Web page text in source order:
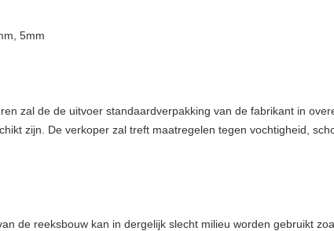
5mm
zal de de uitvoer standaardverpakking van de fabrikant in
zijn. De verkoper zal treft maatregelen tegen vochtigheid,
de reeksbouw kan in dergelijk slecht milieu worden gebruikt